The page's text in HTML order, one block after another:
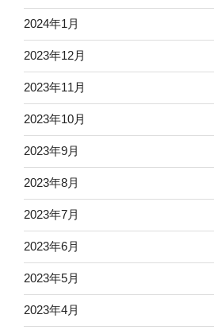
2024年1月
2023年12月
2023年11月
2023年10月
2023年9月
2023年8月
2023年7月
2023年6月
2023年5月
2023年4月